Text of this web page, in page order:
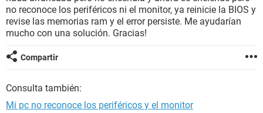
no reconoce los periféricos ni el monitor, ya reinicie la BIOS y
revise las memorias ram y el error persiste. Me ayudarían
mucho con una solución. Gracias!
Compartir
Consulta también:
Mi pc no reconoce los periféricos y el monitor